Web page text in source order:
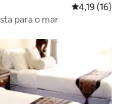
4,19 de uma
4,19 (16)
para o mar